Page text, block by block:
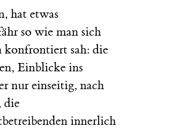
hat etwas
so wie man sich
konfrontiert sah: die
Einblicke ins
nur einseitig, nach
die
innerlich